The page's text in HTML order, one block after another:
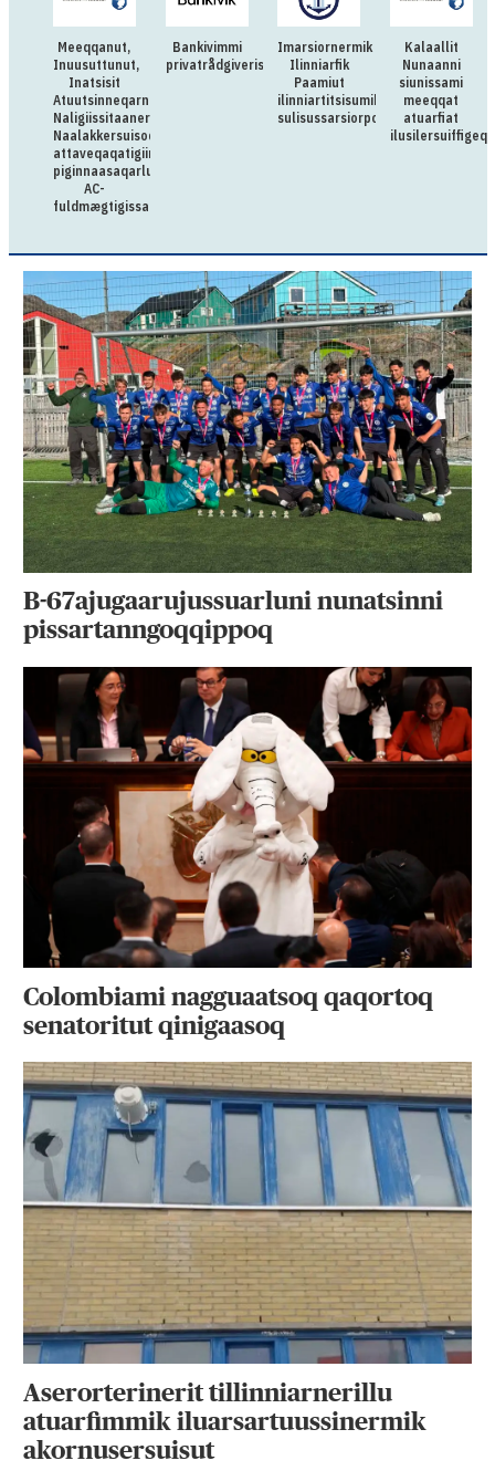
Meeqqanut,
Inuusuttunut,
Inatsisit
Atuutsinneqarnerannut
Naligiissitaanermullu
Naalakkersuisoqarfik
attaveqaqatigiinnermut
piginnaasaqarluartumik
AC-
fuldmægtigissarsiorpoq
Bankivimmi
privatrådgiverissarsiorpugut
Imarsiornermik
Ilinniarfik
Paamiut
ilinniartitsisumik
sulisussarsiorpoq
Kalaallit
Nunaanni
siunissami
meeqqat
atuarfiat
B-67ajugaarujussuarluni nunatsinni
pissartanngoqqippoq
Colombiami nagguaatsoq qaqortoq
senatoritut qinigaasoq
Aserorterinerit tillinniarnerillu
atuarfimmik iluarsartuussinermik
akornusersuisut